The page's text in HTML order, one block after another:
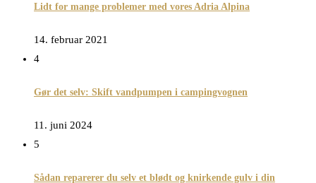
Lidt for mange problemer med vores Adria Alpina
14. februar 2021
4
Gør det selv: Skift vandpumpen i campingvognen
11. juni 2024
5
Sådan reparerer du selv et blødt og knirkende gulv i din